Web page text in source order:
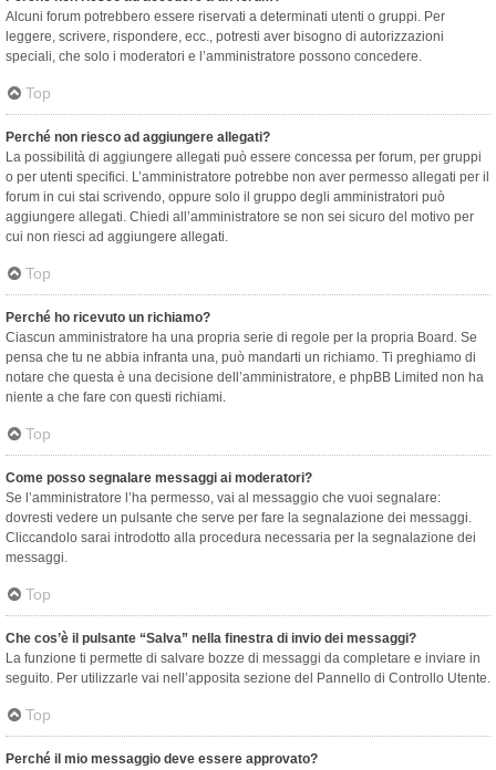
Alcuni forum potrebbero essere riservati a determinati utenti o gruppi. Per
leggere, scrivere, rispondere, ecc., potresti aver bisogno di autorizzazioni
speciali, che solo i moderatori e l’amministratore possono concedere.
Top
Perché non riesco ad aggiungere allegati?
La possibilità di aggiungere allegati può essere concessa per forum, per gruppi
o per utenti specifici. L’amministratore potrebbe non aver permesso allegati per il
forum in cui stai scrivendo, oppure solo il gruppo degli amministratori può
aggiungere allegati. Chiedi all’amministratore se non sei sicuro del motivo per
cui non riesci ad aggiungere allegati.
Top
Perché ho ricevuto un richiamo?
Ciascun amministratore ha una propria serie di regole per la propria Board. Se
pensa che tu ne abbia infranta una, può mandarti un richiamo. Ti preghiamo di
notare che questa è una decisione dell’amministratore, e phpBB Limited non ha
niente a che fare con questi richiami.
Top
Come posso segnalare messaggi ai moderatori?
Se l’amministratore l’ha permesso, vai al messaggio che vuoi segnalare:
dovresti vedere un pulsante che serve per fare la segnalazione dei messaggi.
Cliccandolo sarai introdotto alla procedura necessaria per la segnalazione dei
messaggi.
Top
Che cos’è il pulsante “Salva” nella finestra di invio dei messaggi?
La funzione ti permette di salvare bozze di messaggi da completare e inviare in
seguito. Per utilizzarle vai nell’apposita sezione del Pannello di Controllo Utente.
Top
Perché il mio messaggio deve essere approvato?